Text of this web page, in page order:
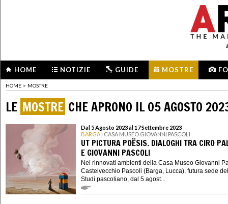
HOME NOTIZIE GUIDE MOSTRE
HOME > MOSTRE
LE MOSTRE CHE APRONO IL 05 AGOSTO
Dal 5 Agosto 2023 al 17 Settembre 2023
BARGA | CASA MUSEO GIOVANNI PASCOLI
UT PICTURA POËSIS. DIALOGHI TRA CIRO
E GIOVANNI PASCOLI
Nei rinnovati ambienti della Casa Museo Giovanni
Castelvecchio Pascoli (Barga, Lucca), futura sede
Studi pascoliano, dal 5 agost...